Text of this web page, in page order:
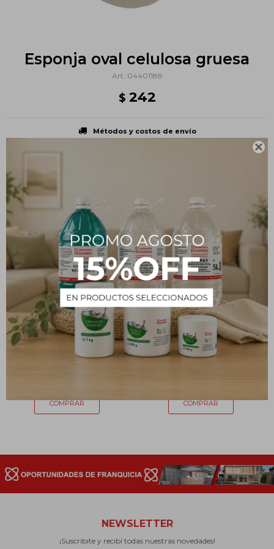

Esponja oval celulosa gruesa
04401188
$ 242
Métodos y costos de envío
PRODUCTOS QUE TE PUEDEN INTERESAR
Esponja mágica Esponja RED SAN I TARY
NEWSLETTER
¡Suscribite y recibí todas nuestras novedades!